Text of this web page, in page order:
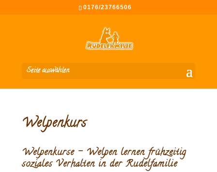
0176/23766506
Seite auswählen
Welpenkurs
Welpenkurse – Welpen lernen frühzeitig
soziales Verhalten in der Rudelfamilie